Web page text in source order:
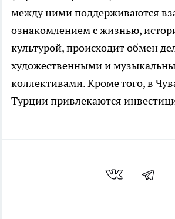
между ними поддерживаются
ознакомлением с жизнью,
культурой, происходит обмен
художественными и
коллективами. Кроме того, в
Турции привлекаются